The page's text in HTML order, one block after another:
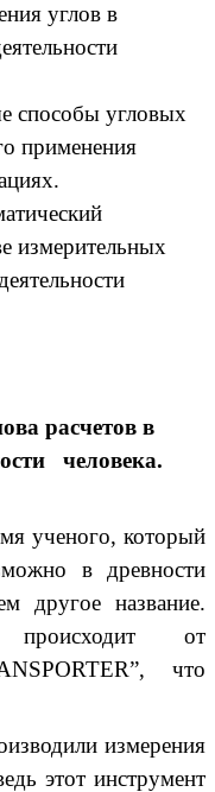
углов в
способы угловых
применения
измерительных
расчетов в
человека.
который
в древности
другое название.
происходит от
что
измерения
этот инструмент